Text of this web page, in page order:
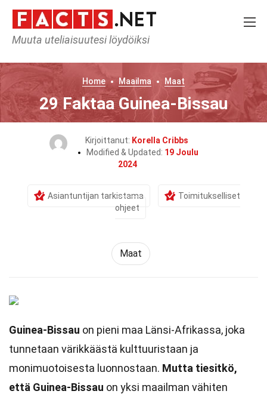
Muuta uteliaisuutesi löydöiksi
Home Maailma Maat
29 Faktaa Guinea-Bissau
Kirjoittanut: Korella Cribbs
Modified & Updated: 19 Joulu
2024
Asiantuntijan tarkistama
Toimitukselliset
ohjeet
Maat
Guinea-Bissau on pieni maa Länsi-Afrikassa, joka
tunnetaan värikkäästä kulttuuristaan ja
monimuotoisesta luonnostaan. Mutta tiesitkö,
että Guinea-Bissau on yksi maailman vähiten